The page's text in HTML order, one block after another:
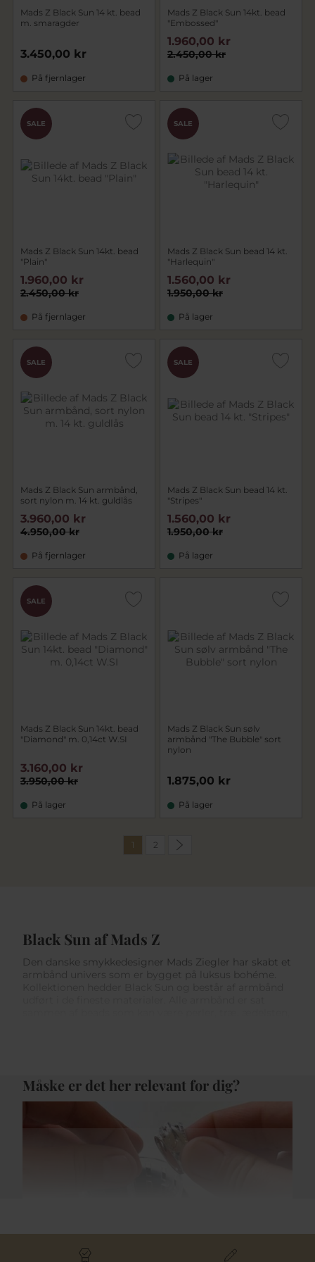
Mads Z Black Sun 14 kt. bead
m. smaragder
3.450,00 kr
På fjernlager
Mads Z Black Sun 14kt. bead
"Embossed"
2.450,00 kr
1.960,00 kr
På lager
SALE
Mads Z Black Sun 14kt. bead
"Plain"
2.450,00 kr
1.960,00 kr
På fjernlager
SALE
Mads Z Black Sun bead 14 kt.
"Harlequin"
1.950,00 kr
1.560,00 kr
På lager
SALE
Mads Z Black Sun armbånd,
sort nylon m. 14 kt. guldlås
4.950,00 kr
3.960,00 kr
På fjernlager
SALE
Mads Z Black Sun bead 14 kt.
"Stripes"
1.950,00 kr
1.560,00 kr
På lager
SALE
Mads Z Black Sun 14kt. bead
"Diamond" m. 0,14ct W.SI
3.950,00 kr
3.160,00 kr
På lager
Mads Z Black Sun sølv
armbånd "The Bubble" sort
nylon
1.875,00 kr
På lager
1 2
Black Sun af Mads Z
Den danske smykkedesigner Mads Ziegler har skabt et
armbånd univers som er bygget på luksus bohéme.
BLACK SUN er et univers hvor det kreative kommer i
spil. Med disse armbånd fra
har man mulighed
for selv at sammensætte sit eget look med eget
armbånd. Det giver uendelige muligheder for at style
sit look så man får et unikt armbånd. Det kan være
med en nylonsnor, træ, perler og ædelsten beads.
Måske er det her relevant for dig?